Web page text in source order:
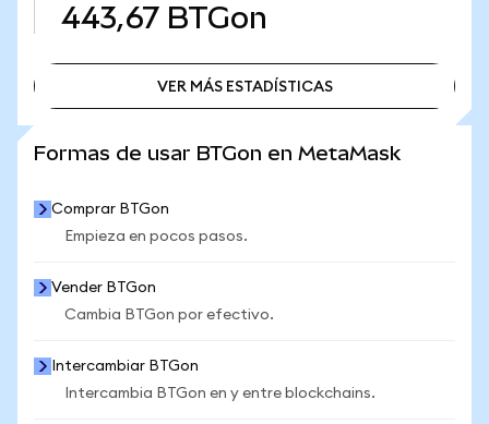
443,67 BTGon
VER MÁS ESTADÍSTICAS
Formas de usar BTGon en MetaMask
Comprar BTGon
Empieza en pocos pasos.
Vender BTGon
Cambia BTGon por efectivo.
Intercambiar BTGon
Intercambia BTGon en y entre blockchains.